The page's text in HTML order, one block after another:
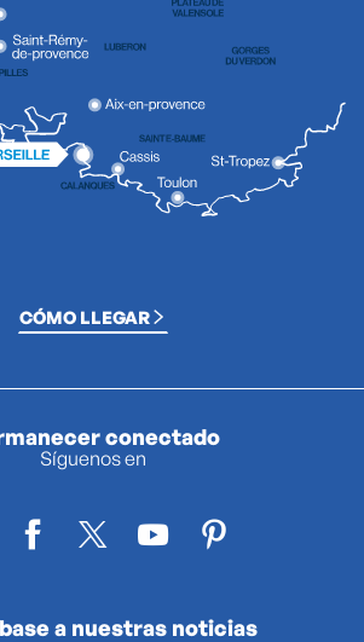
CÓMO LLEGAR
conectado
Síguenos en
a nuestras noticias